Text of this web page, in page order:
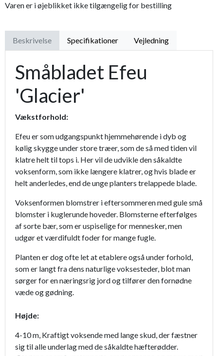
Varen er i øjeblikket ikke tilgængelig for bestilling
Beskrivelse Specifikationer Vejledning
Småbladet Efeu
'Glacier'
Vækstforhold:
Efeu er som udgangspunkt hjemmehørende i dyb og
kølig skygge under store træer, som de så med tiden vil
klatre helt til tops i. Her vil de udvikle den såkaldte
voksenform, som ikke længere klatrer, og hvis blade er
helt anderledes, end de unge planters trelappede blade.
Voksenformen blomstrer i eftersommeren med gule små
blomster i kuglerunde hoveder. Blomsterne efterfølges
af sorte bær, som er uspiselige for mennesker, men
udgør et værdifuldt foder for mange fugle.
Planten er dog ofte let at etablere også under forhold,
som er langt fra dens naturlige voksesteder, blot man
sørger for en næringsrig jord og tilfører den fornødne
væde og gødning.
Højde:
4-10 m, Kraftigt voksende med lange skud, der fæstner
sig til alle underlag med de såkaldte hæfterødder.